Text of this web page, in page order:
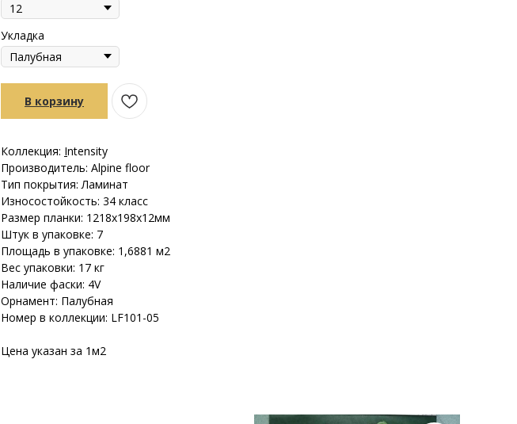
Укладка
В корзину
Коллекция: Intensity
Производитель: Alpine floor
Тип покрытия: Ламинат
Износостойкость: 34 класс
Размер планки: 1218х198х12мм
Штук в упаковке: 7
Площадь в упаковке: 1,6881 м2
Вес упаковки: 17 кг
Наличие фаски: 4V
Орнамент: Палубная
Номер в коллекции: LF101-05
Цена указан за 1м2